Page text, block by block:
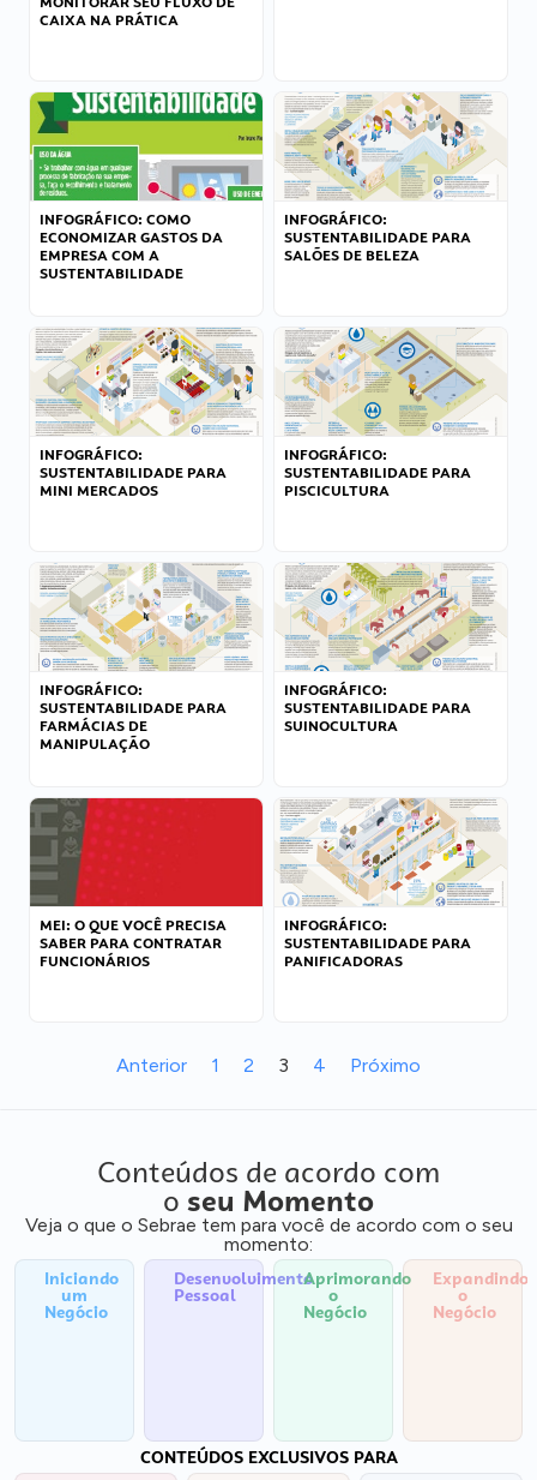
CAIXA NA PRÁTICA
INFOGRÁFICO: COMO
ECONOMIZAR GASTOS DA
EMPRESA COM A
SUSTENTABILIDADE
INFOGRÁFICO:
SUSTENTABILIDADE PARA
SALÕES DE BELEZA
INFOGRÁFICO:
SUSTENTABILIDADE PARA
MINI MERCADOS
INFOGRÁFICO:
SUSTENTABILIDADE PARA
PISCICULTURA
INFOGRÁFICO:
SUSTENTABILIDADE PARA
FARMÁCIAS DE
MANIPULAÇÃO
INFOGRÁFICO:
SUSTENTABILIDADE PARA
SUINOCULTURA
MEI: O QUE VOCÊ PRECISA
SABER PARA CONTRATAR
FUNCIONÁRIOS
INFOGRÁFICO:
SUSTENTABILIDADE PARA
PANIFICADORAS
Anterior 1 2 3 4 Próximo
Conteúdos de acordo com
o seu Momento
Veja o que o Sebrae tem para você de acordo com o seu
momento:
Iniciando
um
Negócio
Desenvolvimento
Pessoal
Aprimorando
o
Negócio
Expandindo
o
Negócio
CONTEÚDOS EXCLUSIVOS PARA